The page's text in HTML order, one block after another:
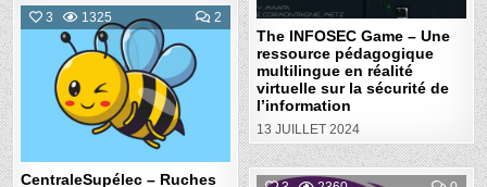
SUR
The INFOSEC Game – Une
ressource pédagogique
multilingue en réalité
virtuelle sur la sécurité de
l’information
13 JUILLET 2024
3 1325 2COMMENTS
ON
CENTRALESUPÉLEC
RUCHES
CONNECTÉES
Posted
in
CentraleSupélec – Ruches